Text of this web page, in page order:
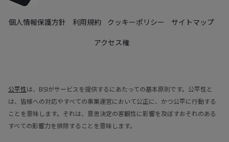
個人情報保護方針 利用規約 クッキーポリシー
サイトマップ
アクセス権
公平性は、BSIがサービスを提供するにあたっての基本原則です。公平性と
は、皆様への対応やすべての事業運営において公正に、かつ公平に行動する
ことを意味します。それは、意思決定の客観性に影響を及ぼすおそれのある
すべての影響力を排除することを意味します。